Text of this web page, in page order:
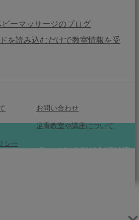
ーマッサージのブログ
を読み込むだけで教室情報を受
お問い合わせ
足育教室や講座について
シー
Copyright © 2019 LiiTANTa